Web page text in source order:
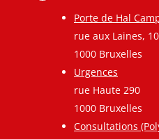
Porte de Hal
rue aux Laines,
1000 Bruxelles
Urgences
rue Haute 290
1000 Bruxelles
Consultations